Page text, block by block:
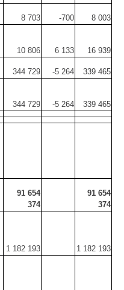
8 703 -700 8 003
10 806 6 133 16 939
344 729 -5 264 339 465
344 729 -5 264 339 465
91 654
374
91 654
374
1 182 193 1 182 193